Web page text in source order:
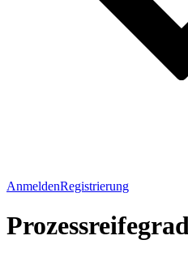
AnmeldenRegistrierung